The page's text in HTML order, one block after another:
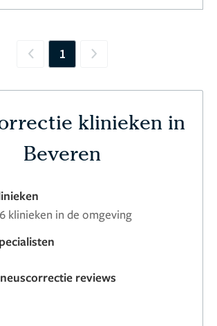
Previous
1 Next
klinieken in
Beveren
klinieken in de omgeving
reviews